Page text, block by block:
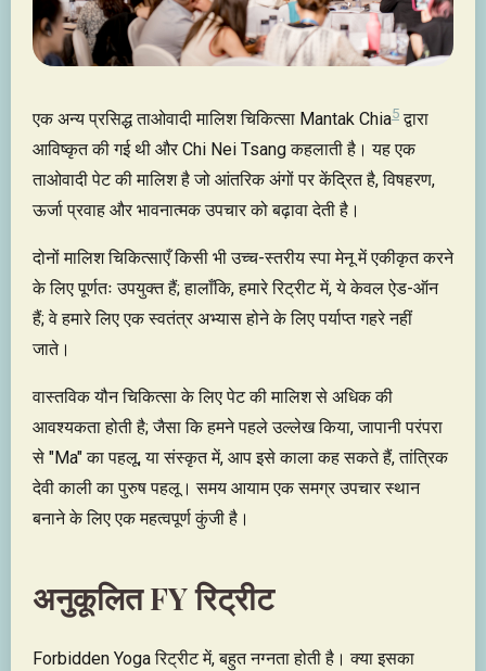
एक अन्य प्रसिद्ध ताओवादी मालिश चिकित्सा Mantak Chia5 द्वारा
आविष्कृत की गई थी और Chi Nei Tsang कहलाती है। यह एक
ताओवादी पेट की मालिश है जो आंतरिक अंगों पर केंद्रित है, विषहरण,
ऊर्जा प्रवाह और भावनात्मक उपचार को बढ़ावा देती है।
दोनों मालिश चिकित्साएँ किसी भी उच्च-स्तरीय स्पा मेनू में एकीकृत करने
के लिए पूर्णतः उपयुक्त हैं; हालाँकि, हमारे रिट्रीट में, ये केवल ऐड-ऑन
हैं; वे हमारे लिए एक स्वतंत्र अभ्यास होने के लिए पर्याप्त गहरे नहीं
जाते।
वास्तविक यौन चिकित्सा के लिए पेट की मालिश से अधिक की
आवश्यकता होती है; जैसा कि हमने पहले उल्लेख किया, जापानी परंपरा
से "Ma" का पहलू, या संस्कृत में, आप इसे काला कह सकते हैं, तांत्रिक
देवी काली का पुरुष पहलू। समय आयाम एक समग्र उपचार स्थान
बनाने के लिए एक महत्वपूर्ण कुंजी है।
अनुकूलित FY रिट्रीट
Forbidden Yoga रिट्रीट में, बहुत नग्नता होती है। क्या इसका